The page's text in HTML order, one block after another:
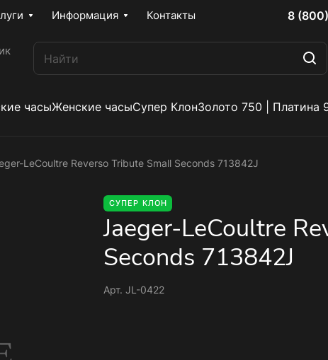
Информация Контакты 8
часыЖенские часыСупер КлонЗолото 750 | Платина
LeCoultre Reverso Tribute Small Seconds 713842J
СУПЕР КЛОН
Jaeger-LeCoultre
Seconds 713842J
Арт. JL-0422